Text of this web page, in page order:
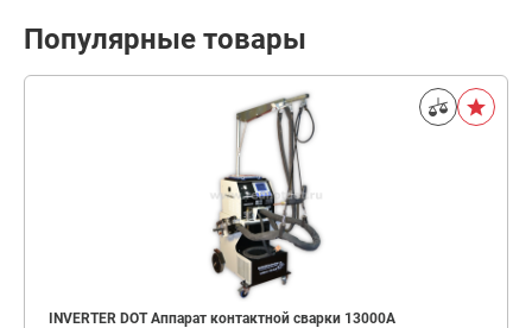
Популярные товары
INVERTER DOT Аппарат контактной сварки 13000А